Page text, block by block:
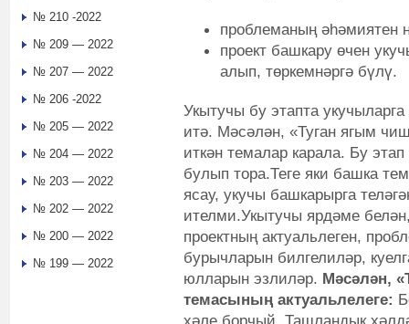
проблеманың әһәмиятен
проект башкару өчен
алып, төркемнәргә бүлү.
Укытучы бу этапта
итә. Мәсәлән, «Туган ягым
иткән темалар карала. Бу
булып тора.Теге яки башка
ясау, укучы башкарырга
ителми.Укытучы ярдәме
проектның актуальлеген,
бурычларын билгелиләр,
юлларын эзлиләр. Мәсәлән,
темасының актуальлелеге:
хәле борчый. Ташландык
№ 210 -2022
№ 209 — 2022
№ 207 — 2022
№ 206 -2022
№ 205 — 2022
№ 204 — 2022
№ 203 — 2022
№ 202 — 2022
№ 200 — 2022
№ 199 — 2022